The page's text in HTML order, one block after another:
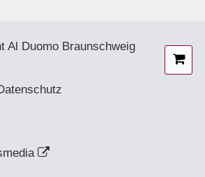
Al Duomo Braunschweig